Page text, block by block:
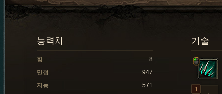
기술
능력치
힘
8
민첩
947
지능
571